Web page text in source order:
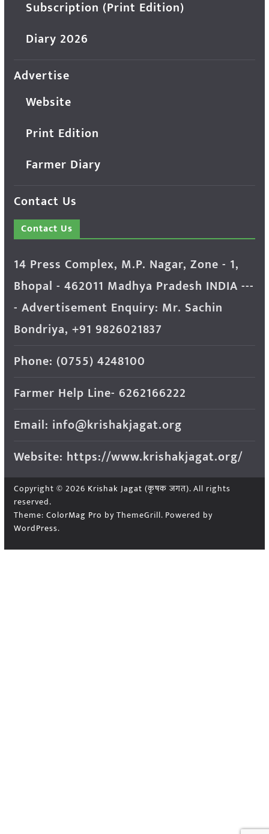
Subscription (Print Edition)
Diary 2026
Advertise
Website
Print Edition
Farmer Diary
Contact Us
Contact Us
14 Press Complex, M.P. Nagar, Zone - 1,
Bhopal - 462011 Madhya Pradesh INDIA ---
- Advertisement Enquiry: Mr. Sachin
Bondriya, +91 9826021837
Phone: (0755) 4248100
Farmer Help Line- 6262166222
Email: info@krishakjagat.org
Website: https://www.krishakjagat.org/
Copyright © 2026 Krishak Jagat (कृषक जगत). All rights
reserved.
Theme: ColorMag Pro by ThemeGrill. Powered by
WordPress.